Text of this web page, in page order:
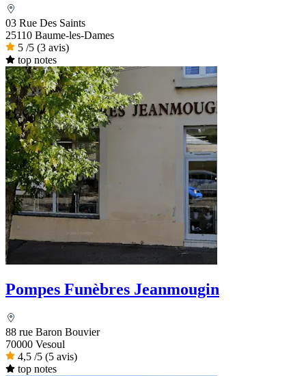
03 Rue Des Saints
25110 Baume-les-Dames
5 /5 (3 avis)
top notes
Pompes Funèbres Jeanmougin
88 rue Baron Bouvier
70000 Vesoul
4,5 /5 (5 avis)
top notes